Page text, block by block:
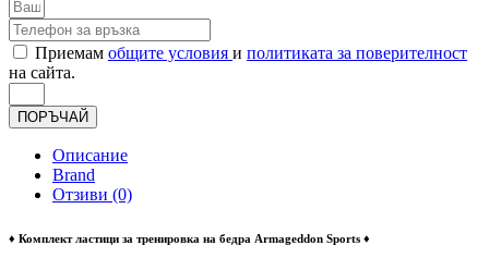
Приемам общите условия и политиката за поверителност
на сайта.
ПОРЪЧАЙ
Описание
Brand
Отзиви (0)
♦️ Комплект ластици за тренировка на бедра Armageddon Sports ♦️